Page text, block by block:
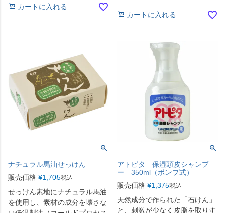
カートに入れる
カートに入れる
ナチュラル馬油せっけん
販売価格 ¥1,705税込
せっけん素地にナチュラル馬油
を使用し、素材の成分を壊さな
アトピタ 保湿頭皮シャンプ
ー 350ml（ポンプ式）
販売価格 ¥1,375税込
天然成分で作られた「石けん」
と、刺激が少なく皮脂を取りす